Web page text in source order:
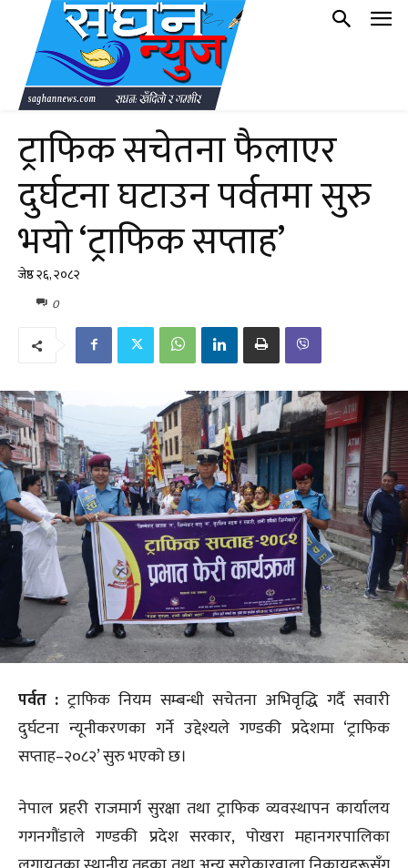
ट्राफिक सचेतना फैलाएर
दुर्घटना घटाउन पर्वतमा सुरु
भयो ‘ट्राफिक सप्ताह’
जेष्ठ २६, २०८२
0
पर्वत : ट्राफिक नियम सम्बन्धी सचेतना अभिवृद्धि गर्दै सवारी
दुर्घटना न्यूनीकरणका गर्ने उद्देश्यले गण्डकी प्रदेशमा ‘ट्राफिक
सप्ताह–२०८२’ सुरु भएको छ।
नेपाल प्रहरी राजमार्ग सुरक्षा तथा ट्राफिक व्यवस्थापन कार्यालय
गगनगौंडाले गण्डकी प्रदेश सरकार, पोखरा महानगरपालिका